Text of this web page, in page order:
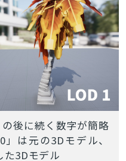
後に続く数字が簡略
は元の3Dモデル、
た3Dモデル